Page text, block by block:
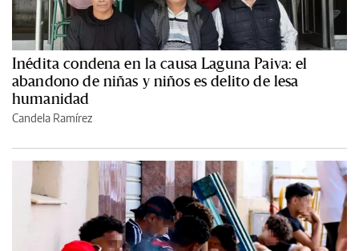
Inédita condena en la causa Laguna Paiva: el
abandono de niñas y niños es delito de lesa
humanidad
Candela Ramírez